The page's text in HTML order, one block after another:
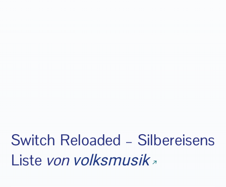
Switch Reloaded – Silbereisens
Liste von volksmusik